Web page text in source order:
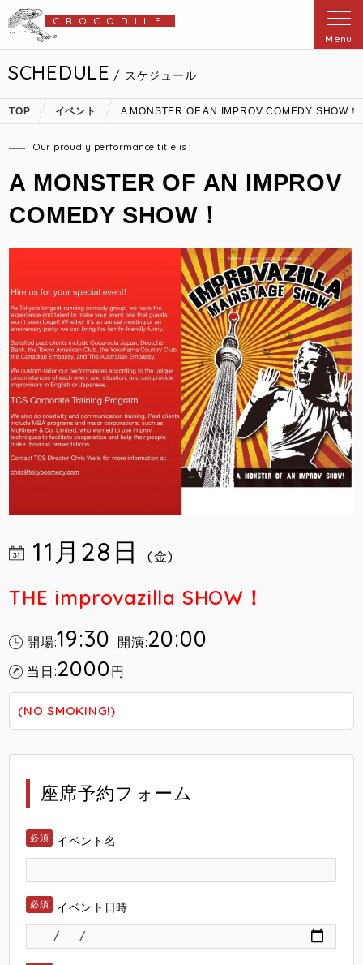
CROCODILE
Menu
SCHEDULE / スケジュール
TOP イベント A MONSTER OF AN IMPROV COMEDY SHOW！
Our proudly performance title is :
A MONSTER OF AN IMPROV
COMEDY SHOW！
11月28日(金)
THE improvazilla SHOW！
開場:19:30 開演:20:00
当日:2000円
(NO SMOKING!)
座席予約フォーム
イベント名
イベント日時